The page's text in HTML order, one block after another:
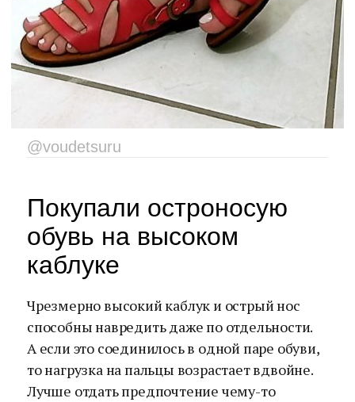
@voudetsuru
Покупали остроносую
обувь на высоком
каблуке
Чрезмерно высокий каблук и острый нос
способны навредить даже по отдельности.
А если это соединилось в одной паре обуви,
то нагрузка на пальцы возрастает вдвойне.
Лучше отдать предпочтение чему-то